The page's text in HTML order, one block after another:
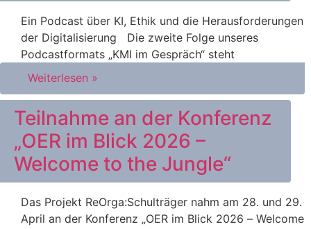
Ein Podcast über KI, Ethik und die Herausforderungen
der Digitalisierung Die zweite Folge unseres
Podcastformats „KMI im Gespräch“ steht
Weiterlesen »
Teilnahme an der Konferenz
„OER im Blick 2026 –
Welcome to the Jungle“
Das Projekt ReOrga:Schulträger nahm am 28. und 29.
April an der Konferenz „OER im Blick 2026 – Welcome